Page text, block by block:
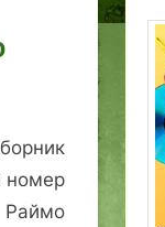
номер
Раймо